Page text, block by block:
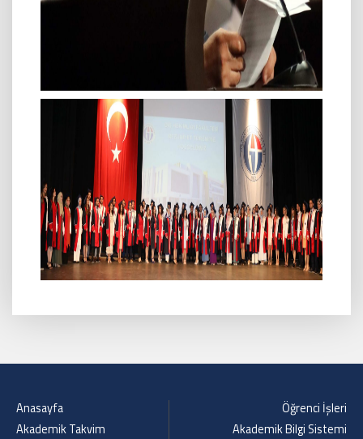
Anasayfa
Akademik Takvim
Öğrenci İşleri
Akademik Bilgi Sistemi